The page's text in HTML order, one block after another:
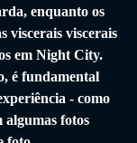
enquanto os
viscerais viscerais
em Night City.
é fundamental
- como
algumas fotos